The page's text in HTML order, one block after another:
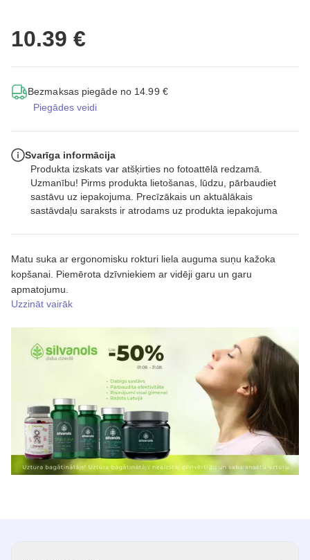
10.39 €
Bezmaksas piegāde no 14.99 €
Piegādes veidi
Matu suka ar ergonomisku rokturi liela auguma suņu kažoka
kopšanai. Piemērota dzīvniekiem ar vidēji garu un garu
apmatojumu.
Uzzināt vairāk
Svarīga informācija
Produkta izskats var atšķirties no fotoattēlā redzamā.
Uzmanību! Pirms produkta lietošanas, lūdzu, pārbaudiet
sastāvu uz iepakojuma. Precīzākais un aktuālākais
sastāvdaļu saraksts ir atrodams uz produkta iepakojuma